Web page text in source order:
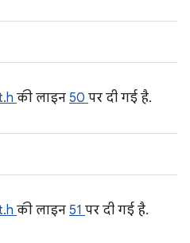
की लाइन 50 पर दी गई है.
की लाइन 51 पर दी गई है.